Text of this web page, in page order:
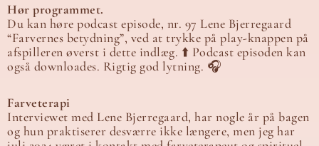
Hør programmet.
Du kan høre podcast episode, nr. 97 Lene Bjerregaard
“Farvernes betydning”, ved at trykke på play-knappen på
afspilleren øverst i dette indlæg. ⬆️ Podcast episoden kan
også downloades. Rigtig god lytning. 🎧
Farveterapi
Interviewet med Lene Bjerregaard, har nogle år på bagen
og hun praktiserer desværre ikke længere, men jeg har